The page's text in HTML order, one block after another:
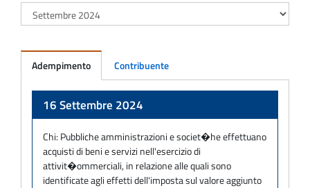
Adempimento Contribuente
16 Settembre 2024
Chi: Pubbliche amministrazioni e societ�he effettuano
acquisti di beni e servizi nell'esercizio di
attivit�ommerciali, in relazione alle quali sono
identificate agli effetti dell'imposta sul valore aggiunto